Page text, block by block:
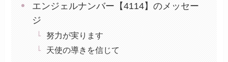
エンジェルナンバー【4114】のメッセー
ジ
努力が実ります
天使の導きを信じて